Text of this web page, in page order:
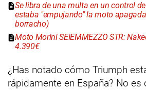
Se libra de una multa en un control
estaba "empujando" la moto
borracho)
Moto Morini SEIEMMEZZO STR:
4.390€
¿Has notado cómo Triumph
rápidamente en España? No es